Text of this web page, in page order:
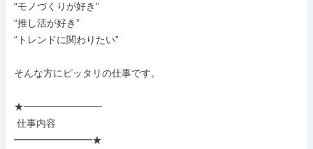
“モノづくりが好き”
“推し活が好き”
“トレンドに関わりたい”
そんな方にピッタリの仕事です。
★━━━━━━━━
━━━━━━━━★